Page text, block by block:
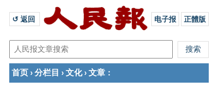
↺ 返回 电子报 正體版
首页 › 分栏目 › 文化› 文章 ：